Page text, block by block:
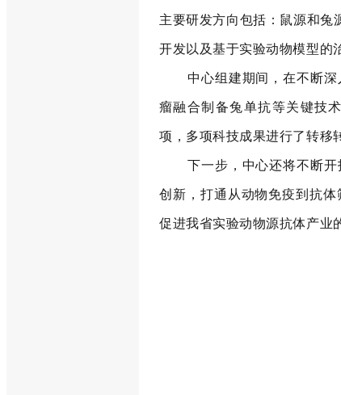
主要研发方向包括：鼠源和兔
开发以及基于实验动物模型的
中心组建期间，在不断
瘤融合制备兔单抗等关键技
项，多项科技成果进行了转移
下一步，中心还将不断
创新，打通从动物免疫到抗
促进我省实验动物源抗体产业